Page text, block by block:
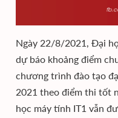
Ngày 22/8/2021, Đại
dự báo khoảng điểm
chương trình đào tạo
2021 theo điểm thi tốt
học máy tính IT1 vẫn